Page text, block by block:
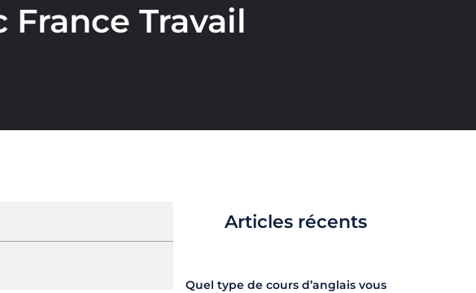
Travail
Articles récents
Quel type de cours d’anglais vous